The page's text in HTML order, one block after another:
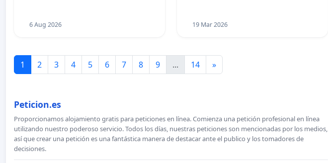
6 Aug 2026 19 Mar 2026
1 2 3 4 5 6 7 8 9 ... 14 »
Peticion.es
Proporcionamos alojamiento gratis para peticiones en línea. Comienza una petición profesional en línea
utilizando nuestro poderoso servicio. Todos los días, nuestras peticiones son mencionadas por los medios,
así que crear una petición es una fantástica manera de destacar ante el publico y los tomadores de
decisiones.